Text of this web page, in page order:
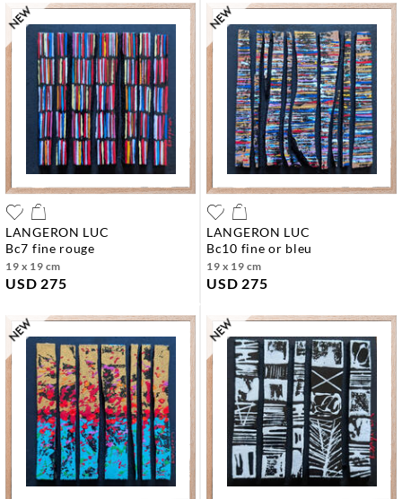
LANGERON LUC
bc7 fine rouge
19 x 19 cm
USD 275
LANGERON LUC
bc10 fine or bleu
19 x 19 cm
USD 275